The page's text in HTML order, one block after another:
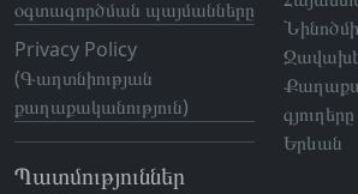
օգտագործման պայմանները
Privacy Policy
(Գաղտնիության
քաղաքականություն)
Պատմություններ
գյուղերը
Երևան